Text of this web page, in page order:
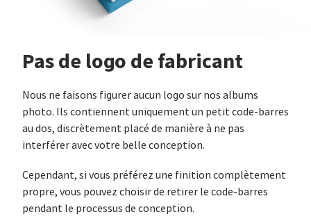
Pas de logo de fabricant
Nous ne faisons figurer aucun logo sur nos albums
photo. Ils contiennent uniquement un petit code-barres
au dos, discrètement placé de manière à ne pas
interférer avec votre belle conception.
Cependant, si vous préférez une finition complètement
propre, vous pouvez choisir de retirer le code-barres
pendant le processus de conception.